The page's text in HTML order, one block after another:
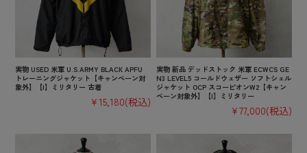
実物 USED 米軍 U.S.ARMY BLACK APFU
トレーニングジャケット【キャンペーン対
象外】【I】ミリタリー 古着
¥15,180(税込)
実物 新品 デッドストック 米軍 ECWCS GE
N3 LEVEL5 コールドウェザー ソフトシェル
ジャケット OCP スコーピオンW2【キャン
ペーン対象外】【I】ミリタリー
¥77,000(税込)